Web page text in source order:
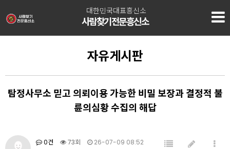
대한민국대표흥신소
사람찾기전문흥신소
자유게시판
탐정사무소 믿고 의뢰이용 가능한 비밀 보장과 결정적 불
륜의심황 수집의 해답
0건 73회 26-07-09 08:52